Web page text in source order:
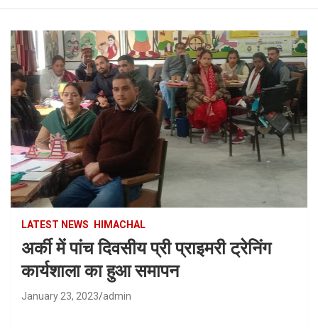
LATEST NEWS HIMACHAL
अर्की में पांच दिवसीय प्री प्राइमरी ट्रेनिंग
कार्यशाला का हुआ समापन
January 23, 2023 admin